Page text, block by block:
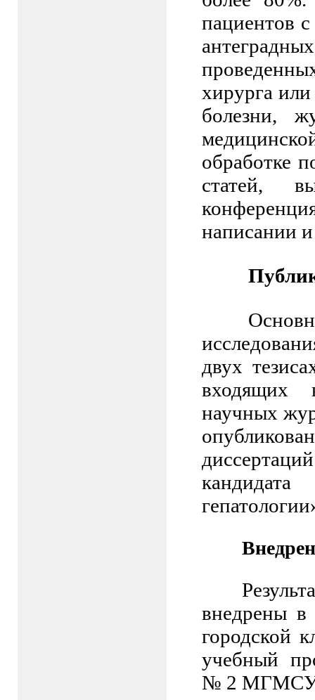
пациентов
хирурга
болезни,
обработке
статей,
написании
двух
входящих
научных
внедрены
городской
учебный
№ 2 МГМСУ